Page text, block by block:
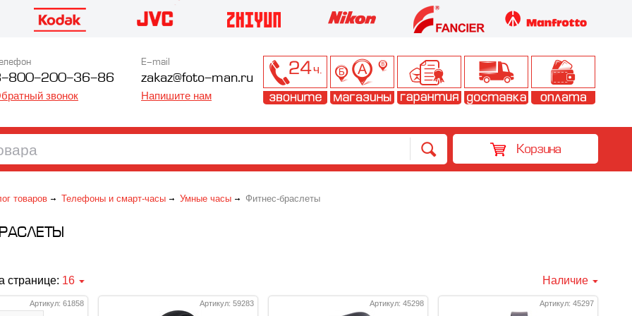
800-200-36-86
звонок
E-mail
zakaz@foto-man.ru
Напишите нам
Корзина
товаров Телефоны и смарт-часы Умные часы Фитнес-браслеты
странице: 16 Наличие
Артикул: 61858 Артикул: 59283 Артикул: 45298 Артикул: 45297